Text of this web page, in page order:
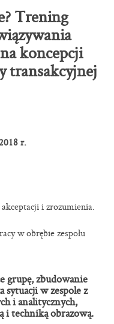
Trening
koncepcji
transakcyjnej
r.
i zrozumienia.
w obrębie zespołu
grupę, zbudowanie
sytuacji w zespole z
i analitycznych,
i techniką obrazową.